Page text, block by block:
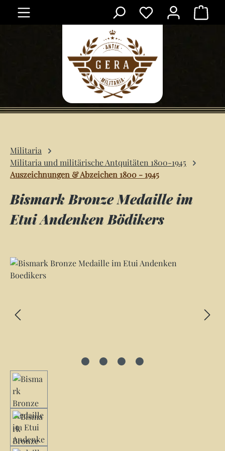
Zum Hauptinhalt springen
Militaria
Militaria und militärische Antquitäten 1800-1945
Auszeichnungen & Abzeichen 1800 - 1945
Bismark Bronze Medaille im
Etui Andenken Bödikers
Bildergalerie überspringen